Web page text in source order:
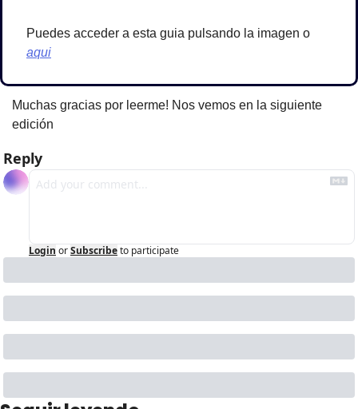
aqui
Muchas gracias por leerme! Nos vemos en la siguiente
edición
Reply
Login orSubscribeto participate